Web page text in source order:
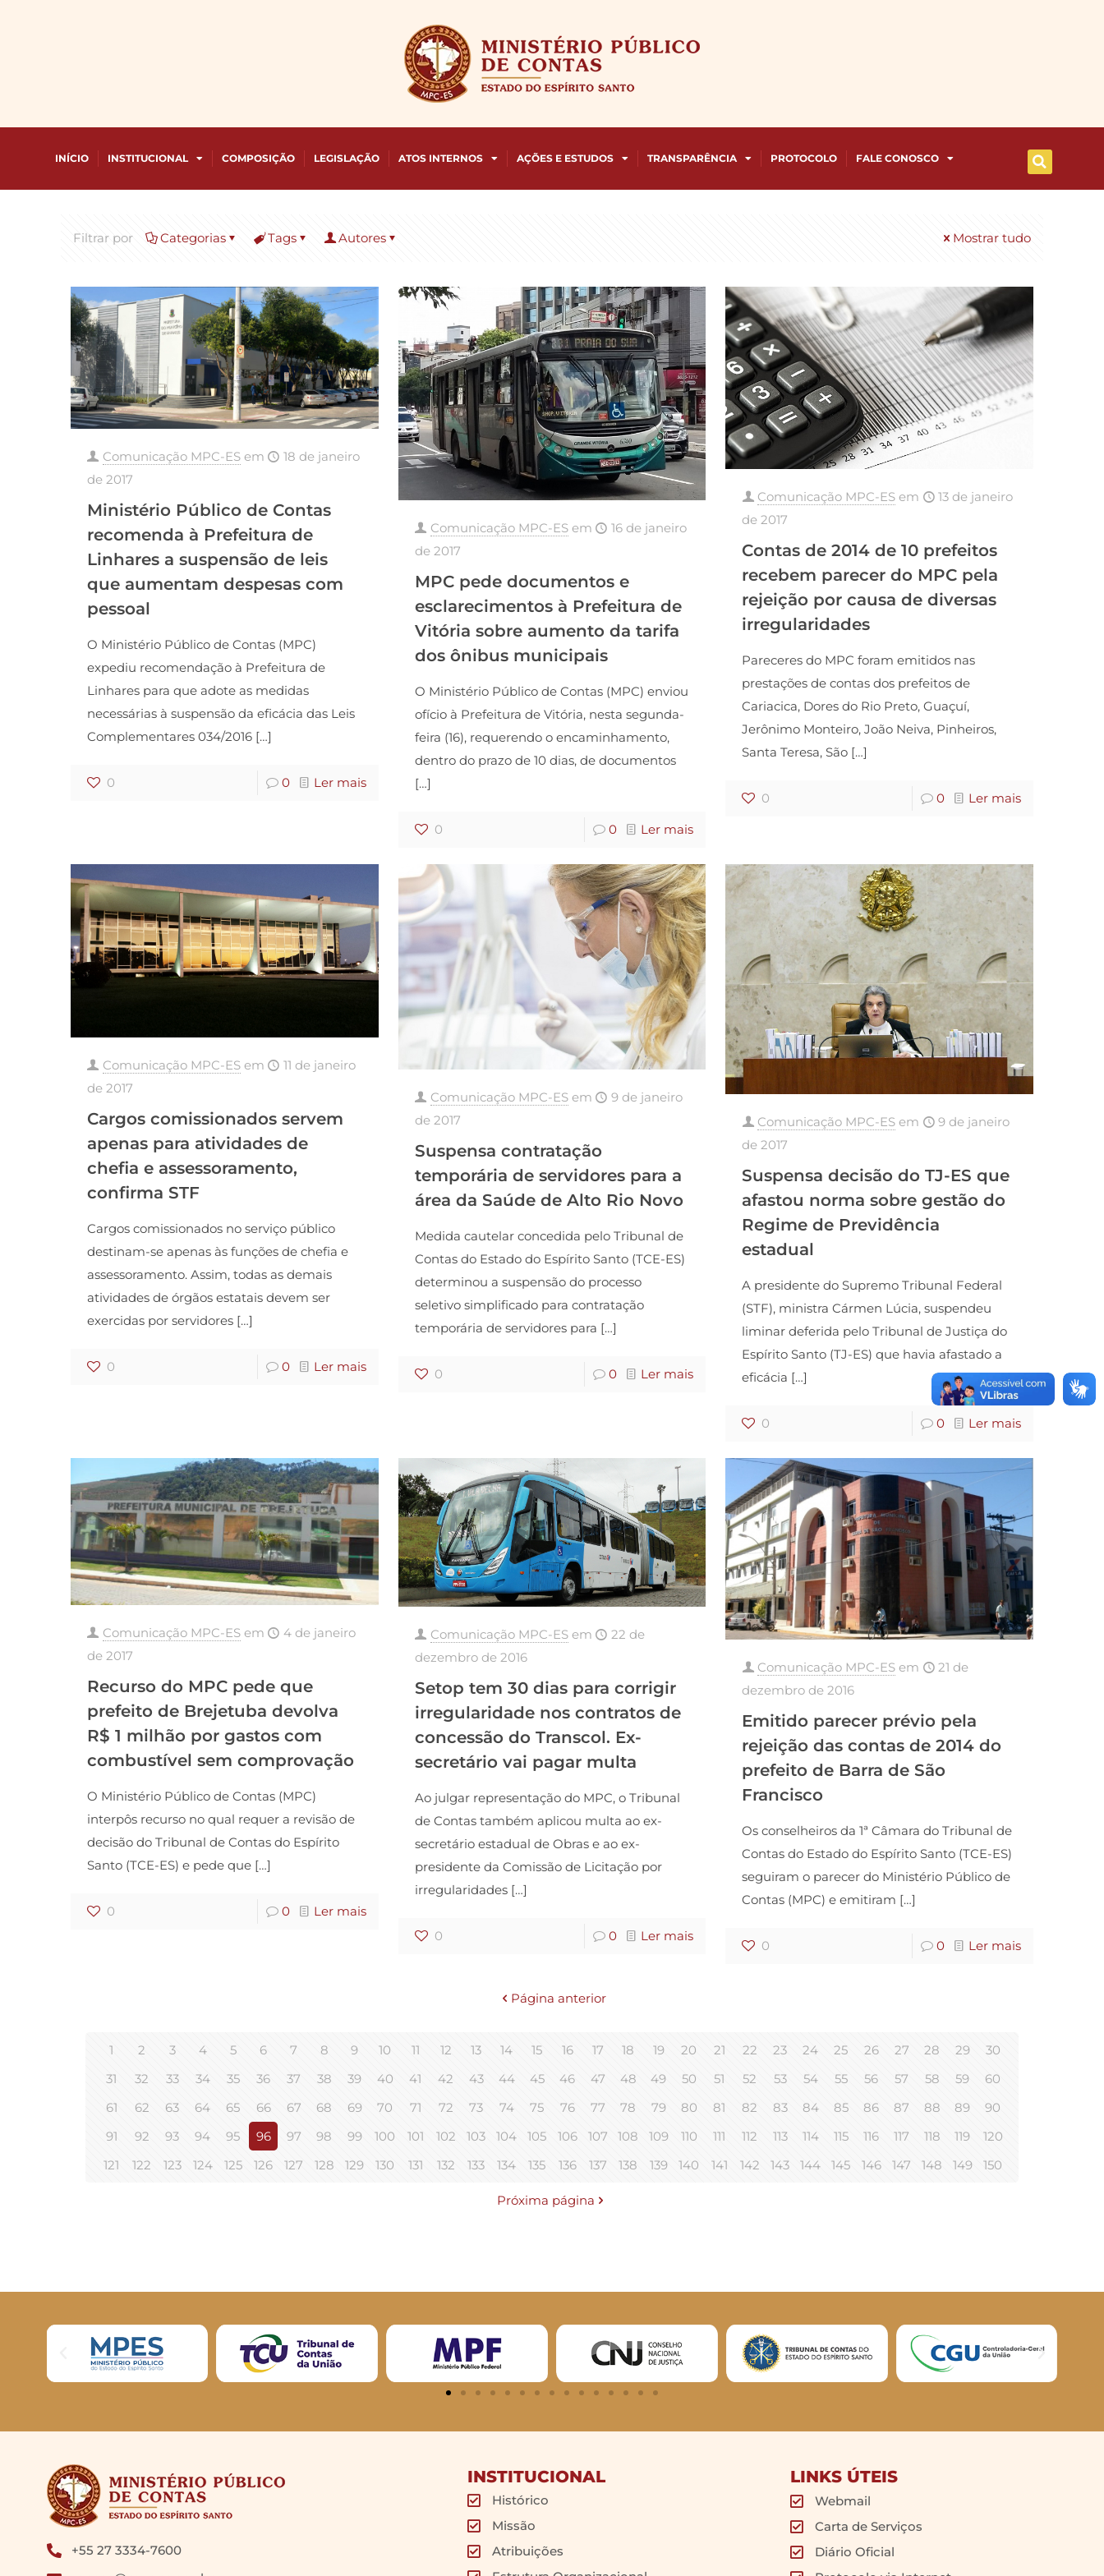
INÍCIO INSTITUCIONAL COMPOSIÇÃO LEGISLAÇÃO ATOS INTERNOS AÇÕES E ESTUDOS TRANSPARÊNCIA PROTOCOLO FALE CONOSCO
Filtrar por Categorias Tags Autores Mostrar tudo
Comunicação MPC-ES em
18 de janeiro
de 2017
Ministério Público de Contas
recomenda à Prefeitura de
Linhares a suspensão de leis
que aumentam despesas com
pessoal
O Ministério Público de Contas (MPC)
expediu recomendação à Prefeitura de
Linhares para que adote as medidas
necessárias à suspensão da eficácia das Leis
Complementares 034/2016[…]
0 0 Ler mais
Comunicação MPC-ES em
16 de janeiro
de 2017
MPC pede documentos e
esclarecimentos à Prefeitura de
Vitória sobre aumento da tarifa
dos ônibus municipais
O Ministério Público de Contas (MPC) enviou
ofício à Prefeitura de Vitória, nesta segunda-
feira (16), requerendo o encaminhamento,
dentro do prazo de 10 dias, de documentos
[…]
0 0 Ler mais
Comunicação MPC-ES em
13 de janeiro
de 2017
Contas de 2014 de 10 prefeitos
recebem parecer do MPC pela
rejeição por causa de diversas
irregularidades
Pareceres do MPC foram emitidos nas
prestações de contas dos prefeitos de
Cariacica, Dores do Rio Preto, Guaçuí,
Jerônimo Monteiro, João Neiva, Pinheiros,
Santa Teresa, São […]
0 0 Ler mais
Comunicação MPC-ES em
11 de janeiro
de 2017
Cargos comissionados servem
apenas para atividades de
chefia e assessoramento,
confirma STF
Cargos comissionados no serviço público
destinam-se apenas às funções de chefia e
assessoramento. Assim, todas as demais
atividades de órgãos estatais devem ser
exercidas por servidores[…]
0 0 Ler mais
Comunicação MPC-ES em
9 de janeiro
de 2017
Suspensa contratação
temporária de servidores para a
área da Saúde de Alto Rio Novo
Medida cautelar concedida pelo Tribunal de
Contas do Estado do Espírito Santo (TCE-ES)
determinou a suspensão do processo
seletivo simplificado para contratação
temporária de servidores para […]
0 0 Ler mais
Comunicação MPC-ES em
9 de janeiro
de 2017
Suspensa decisão do TJ-ES que
afastou norma sobre gestão do
Regime de Previdência
estadual
A presidente do Supremo Tribunal Federal
(STF), ministra Cármen Lúcia, suspendeu
liminar deferida pelo Tribunal de Justiça do
Espírito Santo (TJ-ES) que havia afastado a
eficácia […]
0 0 Ler mais
Comunicação MPC-ES em
4 de janeiro
de 2017
Recurso do MPC pede que
prefeito de Brejetuba devolva
R$ 1 milhão por gastos com
combustível sem comprovação
O Ministério Público de Contas (MPC)
interpôs recurso no qual requer a revisão de
decisão do Tribunal de Contas do Espírito
Santo (TCE-ES) e pede que[…]
0 0 Ler mais
Comunicação MPC-ES em
22 de
dezembro de 2016
Setop tem 30 dias para corrigir
irregularidade nos contratos de
concessão do Transcol. Ex-
secretário vai pagar multa
Ao julgar representação do MPC, o Tribunal
de Contas também aplicou multa ao ex-
secretário estadual de Obras e ao ex-
presidente da Comissão de Licitação por
irregularidades[…]
0 0 Ler mais
Comunicação MPC-ES em
21 de
dezembro de 2016
Emitido parecer prévio pela
rejeição das contas de 2014 do
prefeito de Barra de São
Francisco
Os conselheiros da 1ª Câmara do Tribunal de
Contas do Estado do Espírito Santo (TCE-ES)
seguiram o parecer do Ministério Público de
Contas (MPC) e emitiram […]
0 0 Ler mais
Página anterior
1 2 3 4 5 6 7 8 9 10 11 12 13 14 15 16 17 18 19 20 21 22 23 24 25 26 27 28 29
30
31
32 33 34 35 36 37 38 39 40 41 42 43 44 45 46 47 48 49 50 51 52 53 54 55 56 57 58 59
60
61
62 63 64 65 66 67 68 69 70 71 72 73 74 75 76 77 78 79 80 81 82 83 84 85 86 87 88 89
90
91
92 93 94 95 96 97 98 99 100 101 102 103 104 105 106 107 108 109 110 111 112 113 114 115 116 117 118 119
120
121
122 123 124 125 126 127 128 129 130 131 132 133 134 135 136 137 138 139 140 141 142 143 144 145 146 147 148 149 150
Próxima página
+55 27 3334-7600
INSTITUCIONAL
Histórico
Missão
Atribuições
LINKS ÚTEIS
Webmail
Carta de Serviços
Diário Oficial